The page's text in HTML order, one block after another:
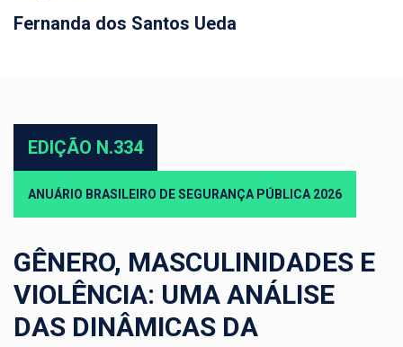
Fernanda dos Santos Ueda
EDIÇÃO N.334
ANUÁRIO BRASILEIRO DE SEGURANÇA PÚBLICA 2026
GÊNERO, MASCULINIDADES E
VIOLÊNCIA: UMA ANÁLISE
DAS DINÂMICAS DA